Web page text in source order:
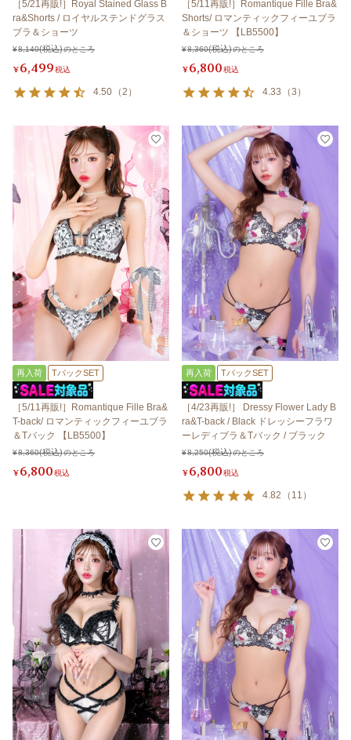
［5/21再販!］Royal Stained Glass B
ra&Shorts / ロイヤルステンドグラス
ブラ＆ショーツ
¥8,140 のところ
¥6,499税込
4.50 （2 ）
［5/11再販!］Romantique Fille Bra&
Shorts/ ロマンティックフィーユブラ
＆ショーツ 【LB5500】
¥8,360 のところ
¥6,800税込
4.33 （3 ）
再入荷 TバックSET
［5/11再販!］Romantique Fille Bra&
T-back/ ロマンティックフィーユブラ
＆Tバック 【LB5500】
¥8,360 のところ
¥6,800税込
再入荷 TバックSET
［4/23再販!］ Dressy Flower Lady B
ra&T-back / Black ドレッシーフラワ
ーレディブラ＆Tバック / ブラック
¥8,250 のところ
¥6,800税込
4.82 （ 11 ）